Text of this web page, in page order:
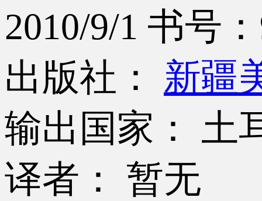
2010/9/1 书号
出版社： 新疆
输出国家： 土
译者： 暂无